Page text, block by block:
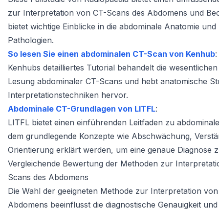
zur Interpretation von CT-Scans des Abdomens und
bietet wichtige Einblicke in die abdominale Anatomie und
Pathologien.
So lesen Sie einen abdominalen CT-Scan von Kenhub:
Kenhubs detailliertes Tutorial behandelt die
Lesung abdominaler CT-Scans und hebt anatomische
Interpretationstechniken hervor.
Abdominale CT-Grundlagen von LITFL:
LITFL bietet einen einführenden Leitfaden zu
dem grundlegende Konzepte wie Abschwächung,
Orientierung erklärt werden, um eine genaue Diagnose
Vergleichende Bewertung der Methoden zur
Scans des Abdomens
Die Wahl der geeigneten Methode zur Interpretation
Abdomens beeinflusst die diagnostische Genauigkeit